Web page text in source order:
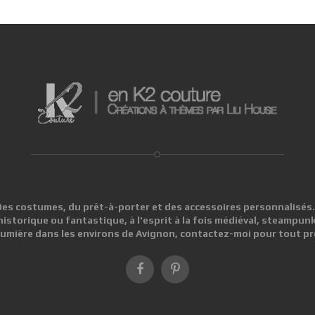
costumes, du prêt-à-porter et des accessoires
ou fantastique, à l'esprit à la fois médiéval,
dans les environs de Avignon, contactez-moi pour tout